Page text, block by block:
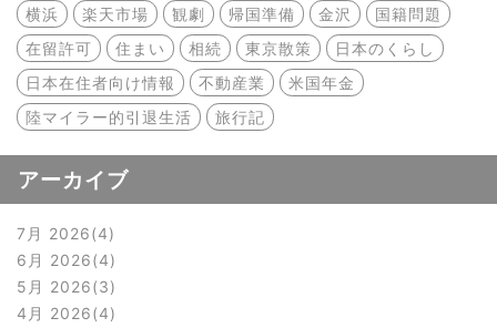
横浜
楽天市場 観劇 帰国準備 金沢
国籍問題
在留許可
住まい 相続 東京散策
日本のくらし
日本在住者向け情報
不動産業
米国年金
陸マイラー的引退生活
旅行記
アーカイブ
7月 2026 4
6月 2026 4
5月 2026 3
4月 2026 4